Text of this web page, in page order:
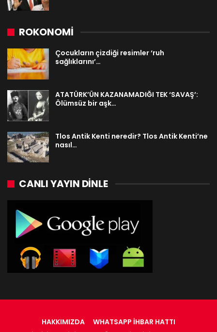
ROKONOMİ
Çocukların çizdiği resimler ‘ruh
sağlıklarını’…
ATATÜRK’ÜN KAZANAMADIĞI TEK ‘SAVAŞ’:
Ölümsüz bir aşk…
Tlos Antik Kenti neredir? Tlos Antik Kenti’ne
nasıl…
CANLI YAYIN DINLE
HAKKIMIZDA
WHATSAPP İHBAR HATTI